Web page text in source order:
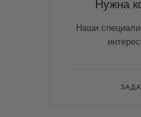
Нужна
Наши